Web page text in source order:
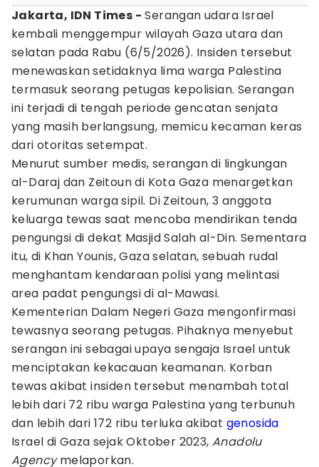
Jakarta, IDN Times - Serangan udara Israel
kembali menggempur wilayah Gaza utara dan
selatan pada Rabu (6/5/2026). Insiden tersebut
menewaskan setidaknya lima warga Palestina
termasuk seorang petugas kepolisian. Serangan
ini terjadi di tengah periode gencatan senjata
yang masih berlangsung, memicu kecaman keras
dari otoritas setempat.
Menurut sumber medis, serangan di lingkungan
al-Daraj dan Zeitoun di Kota Gaza menargetkan
kerumunan warga sipil. Di Zeitoun, 3 anggota
keluarga tewas saat mencoba mendirikan tenda
pengungsi di dekat Masjid Salah al-Din. Sementara
itu, di Khan Younis, Gaza selatan, sebuah rudal
menghantam kendaraan polisi yang melintasi
area padat pengungsi di al-Mawasi.
Kementerian Dalam Negeri Gaza mengonfirmasi
tewasnya seorang petugas. Pihaknya menyebut
serangan ini sebagai upaya sengaja Israel untuk
menciptakan kekacauan keamanan. Korban
tewas akibat insiden tersebut menambah total
lebih dari 72 ribu warga Palestina yang terbunuh
dan lebih dari 172 ribu terluka akibat genosida
Israel di Gaza sejak Oktober 2023, Anadolu
Agencymelaporkan.